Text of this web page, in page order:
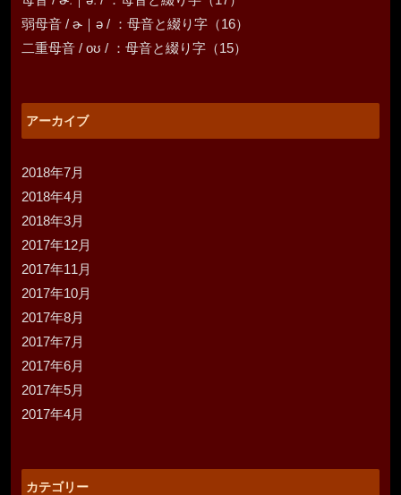
弱母音 / ɚ｜ə / ：母音と綴り字（16）
二重母音 / oʊ / ：母音と綴り字（15）
アーカイブ
2018年7月
2018年4月
2018年3月
2017年12月
2017年11月
2017年10月
2017年8月
2017年7月
2017年6月
2017年5月
2017年4月
カテゴリー